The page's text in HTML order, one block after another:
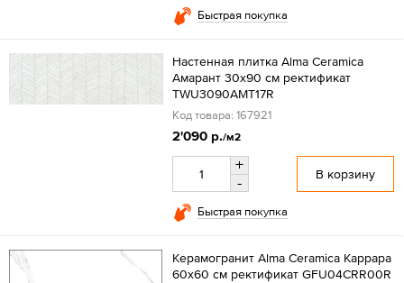
Быстрая покупка
Настенная плитка Alma Ceramica
Амарант 30x90 см ректификат
TWU3090AMT17R
Код товара: 167921
2'090 р./м2
+
-
В корзину
Быстрая покупка
Керамогранит Alma Ceramica Каррара
60x60 см ректификат GFU04CRR00R